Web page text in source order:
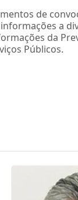
de
a
da
Públicos.